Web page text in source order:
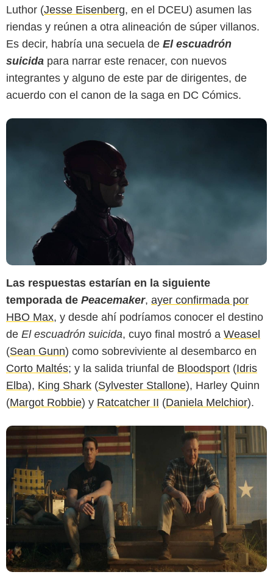
Luthor (Jesse Eisenberg, en el DCEU) asumen las
riendas y reúnen a otra alineación de súper villanos.
Es decir, habría una secuela de El escuadrón
suicida para narrar este renacer, con nuevos
integrantes y alguno de este par de dirigentes, de
acuerdo con el canon de la saga en DC Cómics.
Las respuestas estarían en la siguiente
temporada de Peacemaker, ayer confirmada por
HBO Max, y desde ahí podríamos conocer el destino
de El escuadrón suicida, cuyo final mostró a Weasel
(Sean Gunn) como sobreviviente al desembarco en
Corto Maltés; y la salida triunfal de Bloodsport (Idris
Elba), King Shark (Sylvester Stallone), Harley Quinn
(Margot Robbie) y Ratcatcher II (Daniela Melchior).
HBO Max